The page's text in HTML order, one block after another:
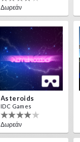
Δωρεάν
Asteroids
IDC Games
Δωρεάν